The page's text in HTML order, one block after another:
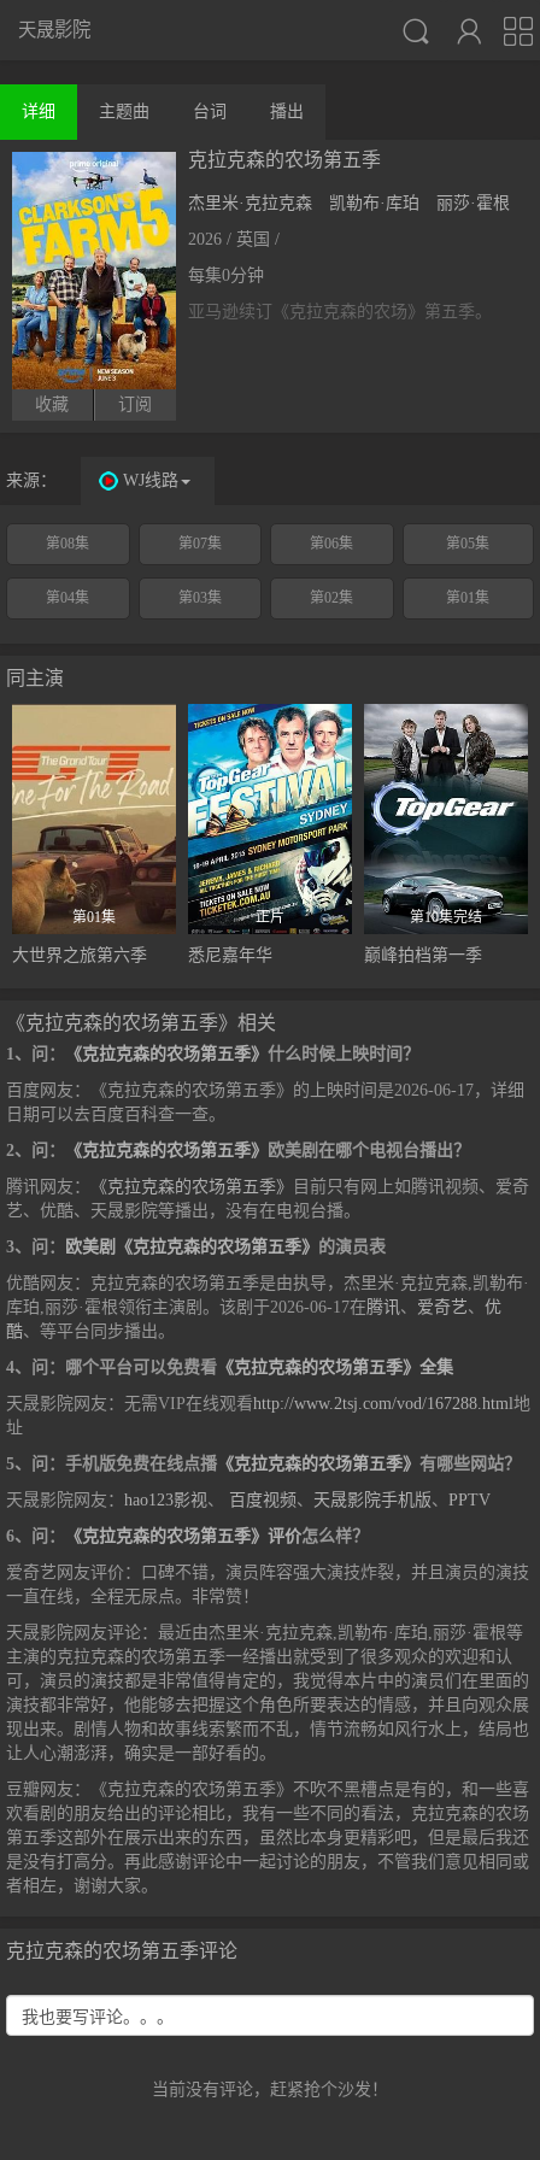



天晟影院
详细 主题曲 台词 播出
收藏 订阅
克拉克森的农场第五季
杰里米·克拉克森 凯勒布·库珀
丽莎·霍根
2026 / 英国 /
每集0分钟
亚马逊续订《克拉克森的农场》第五季。
来源： WJ线路
第08集 第07集 第06集 第05集
第04集 第03集 第02集 第01集
同主演
第01集
大世界之旅第六季
正片
悉尼嘉年华
第10集完结
巅峰拍档第一季
《克拉克森的农场第五季》相关
1、问： 《克拉克森的农场第五季》 什么时候上映时间？
百度网友：《克拉克森的农场第五季》的上映时间是2026-06-17，详细
日期可以去百度百科查一查。
2、问：
《克拉克森的农场第五季》 欧美剧在哪个电视台播出？
腾讯网友：
《克拉克森的农场第五季》
目前只有网上如腾讯视频、爱奇
艺、优酷、天晟影院等播出，没有在电视台播。
3、问：
欧美剧《克拉克森的农场第五季》 的演员表
优酷网友：克拉克森的农场第五季是由执导，杰里米·克拉克森,凯勒布·
库珀,丽莎·霍根领衔主演剧。该剧于2026-06-17在 腾讯 、 爱奇艺、 优
酷、等平台同步播出。
4、问：哪个平台可以免费看 《克拉克森的农场第五季》全集
天晟影院网友：无需VIP在线观看http://www.2tsj.com/vod/167288.html地
址
5、问：手机版免费在线点播 《克拉克森的农场第五季》 有哪些网站？
天晟影院网友： hao123影视、 百度视频、 天晟影院手机版、 PPTV
6、问：
《克拉克森的农场第五季》评价怎么样？
爱奇艺网友评价：口碑不错，演员阵容强大演技炸裂，并且演员的演技
一直在线，全程无尿点。非常赞！
天晟影院网友评论：最近由杰里米·克拉克森,凯勒布·库珀,丽莎·霍根等
主演的克拉克森的农场第五季一经播出就受到了很多观众的欢迎和认
可，演员的演技都是非常值得肯定的，我觉得本片中的演员们在里面的
演技都非常好，他能够去把握这个角色所要表达的情感，并且向观众展
现出来。剧情人物和故事线索繁而不乱，情节流畅如风行水上，结局也
让人心潮澎湃，确实是一部好看的。
豆瓣网友：《克拉克森的农场第五季》不吹不黑槽点是有的，和一些喜
欢看剧的朋友给出的评论相比，我有一些不同的看法，克拉克森的农场
第五季这部外在展示出来的东西，虽然比本身更精彩吧，但是最后我还
是没有打高分。再此感谢评论中一起讨论的朋友，不管我们意见相同或
者相左，谢谢大家。
克拉克森的农场第五季评论
当前没有评论，赶紧抢个沙发！